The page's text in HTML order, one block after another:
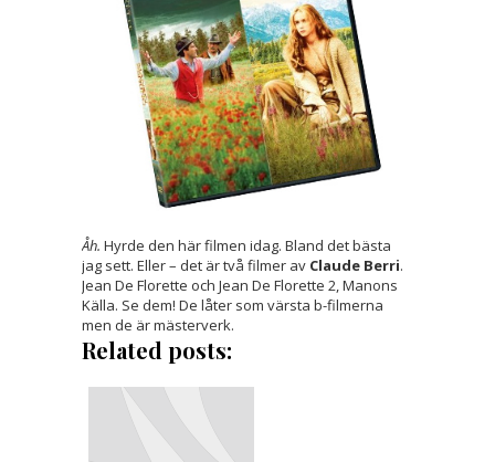
Åh. Hyrde den här filmen idag. Bland det bästa
jag sett. Eller – det är två filmer av Claude Berri.
Jean De Florette och Jean De Florette 2, Manons
Källa. Se dem! De låter som värsta b-filmerna
men de är mästerverk.
Related posts: